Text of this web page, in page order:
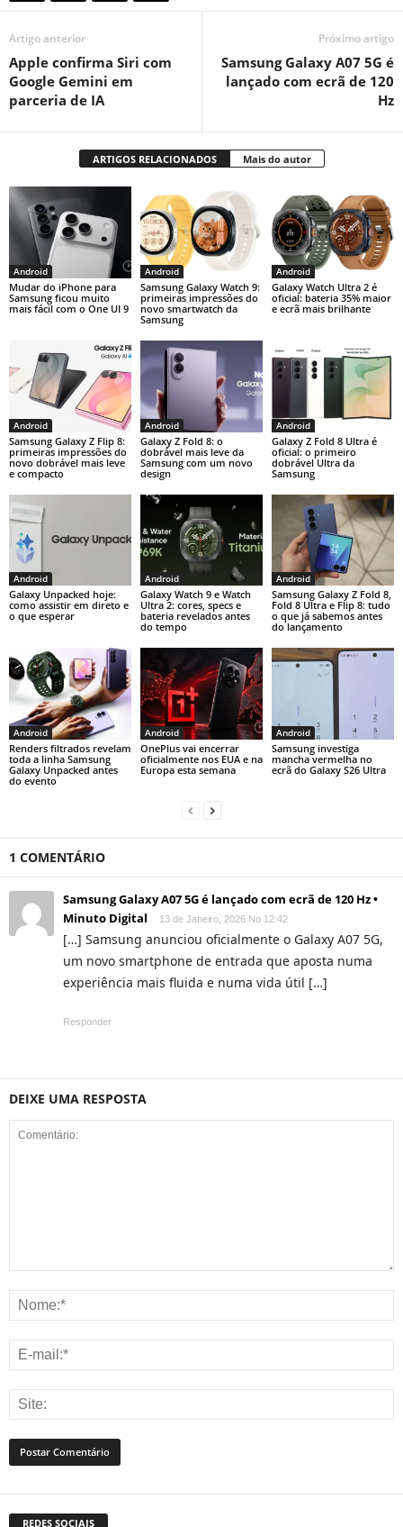
Artigo anterior
Apple confirma Siri com
Google Gemini em
parceria de IA
Próximo artigo
Samsung Galaxy A07 5G é
lançado com ecrã de 120
Hz
ARTIGOS RELACIONADOS Mais do autor
Android
Mudar do iPhone para
Samsung ficou muito
mais fácil com o One UI 9
Android
Samsung Galaxy Watch 9:
primeiras impressões do
novo smartwatch da
Samsung
Android
Galaxy Watch Ultra 2 é
oficial: bateria 35% maior
e ecrã mais brilhante
Android
Samsung Galaxy Z Flip 8:
primeiras impressões do
novo dobrável mais leve
e compacto
Android
Galaxy Z Fold 8: o
dobrável mais leve da
Samsung com um novo
design
Android
Galaxy Z Fold 8 Ultra é
oficial: o primeiro
dobrável Ultra da
Samsung
Android
Galaxy Unpacked hoje:
como assistir em direto e
o que esperar
Android
Galaxy Watch 9 e Watch
Ultra 2: cores, specs e
bateria revelados antes
do tempo
Android
Samsung Galaxy Z Fold 8,
Fold 8 Ultra e Flip 8: tudo
o que já sabemos antes
do lançamento
Android
Renders filtrados revelam
toda a linha Samsung
Galaxy Unpacked antes
do evento
Android
OnePlus vai encerrar
oficialmente nos EUA e na
Europa esta semana
Android
Samsung investiga
mancha vermelha no
ecrã do Galaxy S26 Ultra
1 COMENTÁRIO
Samsung Galaxy A07 5G é lançado com ecrã de 120 Hz •
Minuto Digital
13 de Janeiro, 2026 No 12:42
[…] Samsung anunciou oficialmente o Galaxy A07 5G,
um novo smartphone de entrada que aposta numa
experiência mais fluida e numa vida útil […]
Responder
DEIXE UMA RESPOSTA
REDES SOCIAIS